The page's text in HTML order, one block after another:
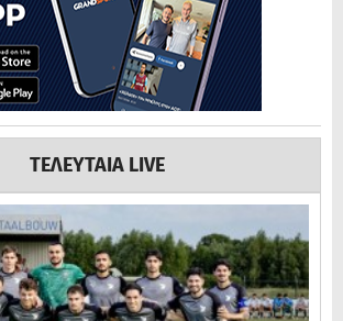
ΤΕΛΕΥΤΑΙΑ LIVE